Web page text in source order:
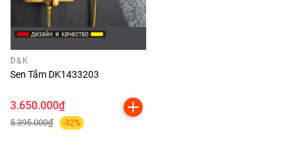
D&K
Sen Tắm DK1433203
3.650.000₫
5.395.000₫ -32%